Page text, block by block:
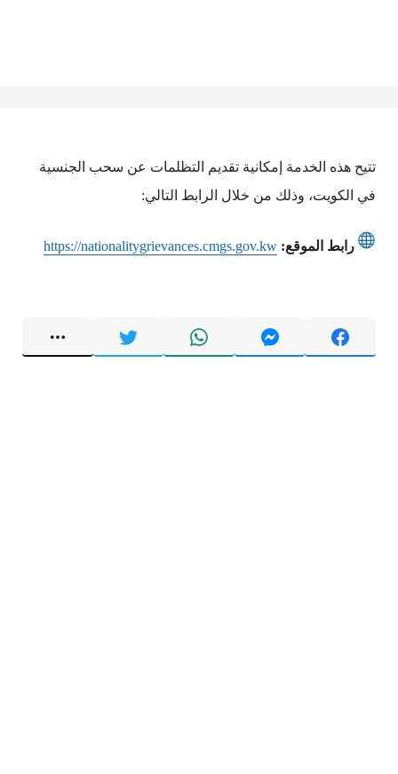
تتيح هذه الخدمة إمكانية تقديم التظلمات عن سحب الجنسية
في الكويت، وذلك من خلال الرابط التالي:
رابط الموقع: https://nationalitygrievances.cmgs.gov.kw